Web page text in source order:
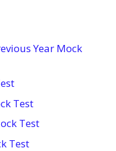
Year Mock
Test
Test
Test